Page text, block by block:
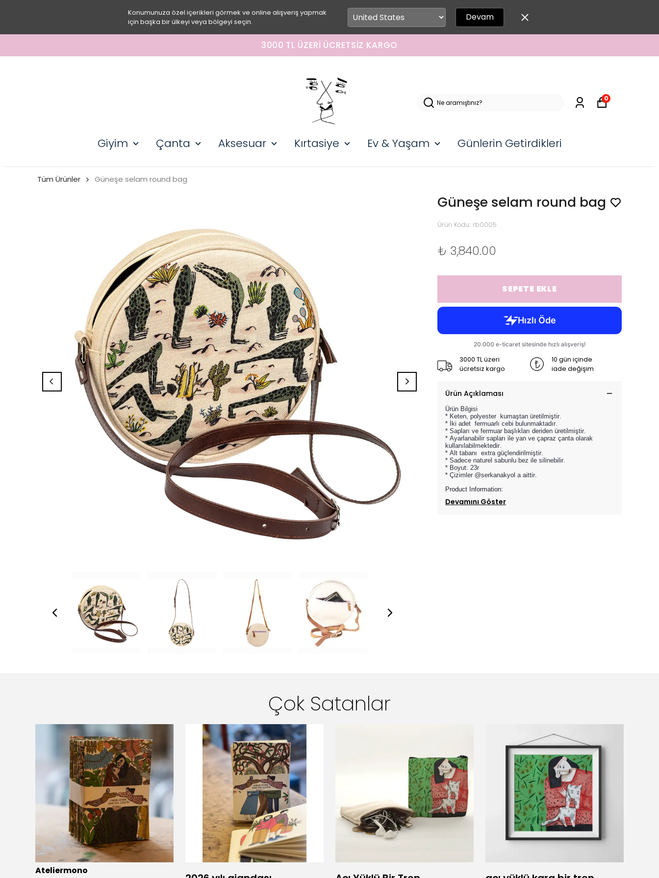
Konumunuza özel içerikleri görmek ve online alışveriş yapmak
için başka bir ülkeyi veya bölgeyi seçin.
Devam
Giyim Çanta Aksesuar Kırtasiye Ev & Yaşam Günlerin Getirdikleri
0
Tüm Ürünler Güneşe selam round bag
Güneşe selam round bag
Ürün Kodu: rb0005
₺ 3,840.00
SEPETE EKLE
3000 TL üzeri
ücretsiz kargo
10 gün içinde
iade değişim
Ürün Açıklaması
Ürün Bilgisi
* Keten, polyester kumaştan üretilmiştir.
* İki adet fermuarlı cebi bulunmaktadır.
* Sapları ve fermuar başlıkları deriden üretilmiştir.
* Ayarlanabilir sapları ile yan ve çapraz çanta olarak
kullanılabilmektedir.
* Alt tabanı extra güçlendirilmiştir.
* Sadece naturel sabunlu bez ile silinebilir.
* Boyut: 23r
* Çizimler @serkanakyol a aittir.
Product Information:
Devamını Göster
Çok Satanlar
Ateliermono